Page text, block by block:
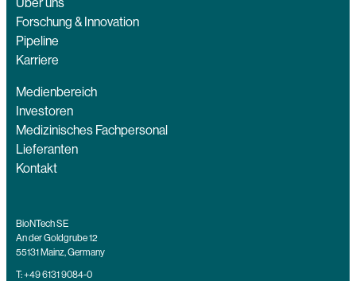
Über uns
Forschung & Innovation
Pipeline
Karriere
Medienbereich
Investoren
Medizinisches Fachpersonal
Lieferanten
Kontakt
BioNTech SE
An der Goldgrube 12
55131 Mainz, Germany
T:+49 6131 9084-0